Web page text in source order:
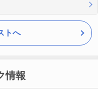
トへ
情報